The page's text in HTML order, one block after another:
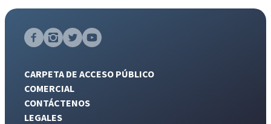
CARPETA DE ACCESO PÚBLICO
COMERCIAL
CONTÁCTENOS
LEGALES